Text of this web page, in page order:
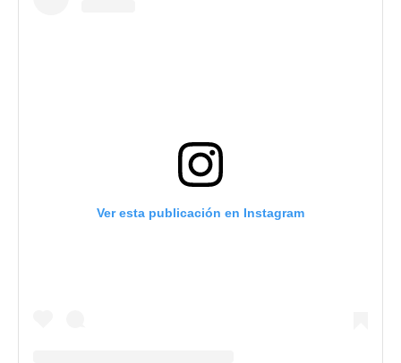
Ver esta publicación en Instagram